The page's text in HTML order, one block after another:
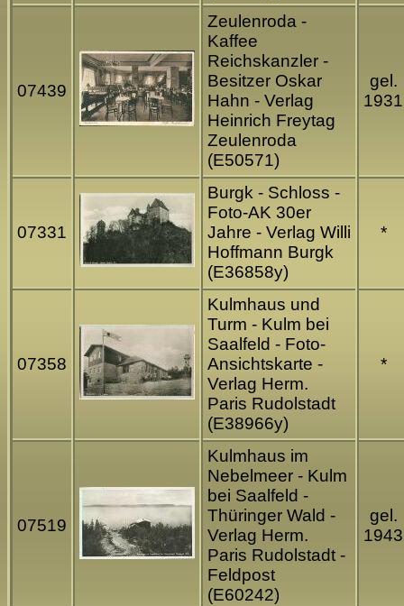
07439
Zeulenroda -
Kaffee
Reichskanzler -
Besitzer Oskar
Hahn - Verlag
Heinrich Freytag
Zeulenroda
(E50571)
gel.
1931
07331
Burgk - Schloss -
Foto-AK 30er
Jahre - Verlag Willi
Hoffmann Burgk
(E36858y)
*
07358
Kulmhaus und
Turm - Kulm bei
Saalfeld - Foto-
Ansichtskarte -
Verlag Herm.
Paris Rudolstadt
(E38966y)
*
07519
Kulmhaus im
Nebelmeer - Kulm
bei Saalfeld -
Thüringer Wald -
Verlag Herm.
Paris Rudolstadt -
Feldpost
(E60242)
gel.
1943